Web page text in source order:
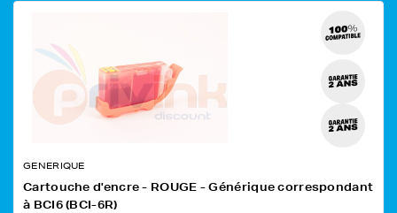
GENERIQUE
Cartouche d'encre - ROUGE - Générique correspondant
à BCI6 (BCI-6R)